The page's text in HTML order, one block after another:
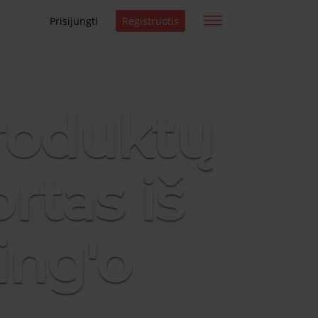
Prisijungti Registruotis
iš